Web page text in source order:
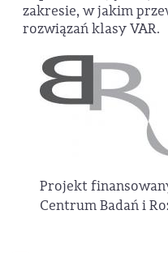
zakresie, w jakim
rozwiązań klasy VAR.
Projekt
Centrum Badań i